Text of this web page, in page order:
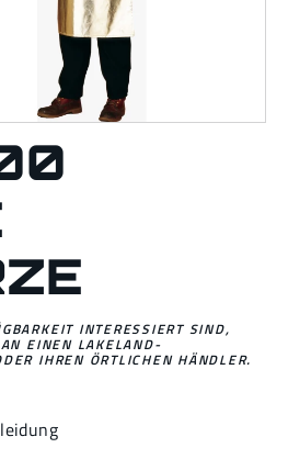
INTERESSIERT SIND,
EINEN LAKELAND-
IHREN ÖRTLICHEN HÄNDLER.